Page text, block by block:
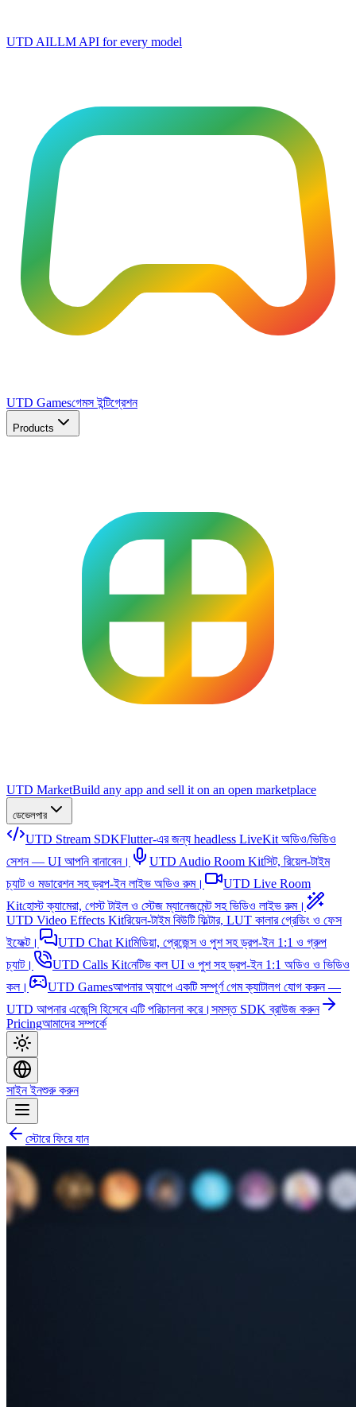
UTD AILLM API for every model
UTD Gamesগেমস ইন্টিগ্রেশন
Products
UTD MarketBuild any app and sell it on an open marketplace
ডেভেলপার
UTD Stream SDKFlutter-এর জন্য headless LiveKit অডিও/ভিডিও
সেশন — UI আপনি বানাবেন।
UTD Audio Room Kitসিট, রিয়েল-টাইম
চ্যাট ও মডারেশন সহ ড্রপ-ইন লাইভ অডিও রুম।
UTD Live Room
Kitহোস্ট ক্যামেরা, গেস্ট টাইল ও স্টেজ ম্যানেজমেন্ট সহ ভিডিও লাইভ রুম।
UTD Video Effects Kitরিয়েল-টাইম বিউটি ফিল্টার, LUT কালার গ্রেডিং ও ফেস
ইফেক্ট।
UTD Chat Kitমিডিয়া, প্রেজেন্স ও পুশ সহ ড্রপ-ইন 1:1 ও গ্রুপ
চ্যাট।
UTD Calls Kitনেটিভ কল UI ও পুশ সহ ড্রপ-ইন 1:1 অডিও ও ভিডিও
কল।
UTD Gamesআপনার অ্যাপে একটি সম্পূর্ণ গেম ক্যাটালগ যোগ করুন —
UTD আপনার এজেন্সি হিসেবে এটি পরিচালনা করে। সমস্ত SDK ব্রাউজ করুন
Pricingআমাদের সম্পর্কে
সাইন ইনশুরু করুন
স্টোরে ফিরে যান